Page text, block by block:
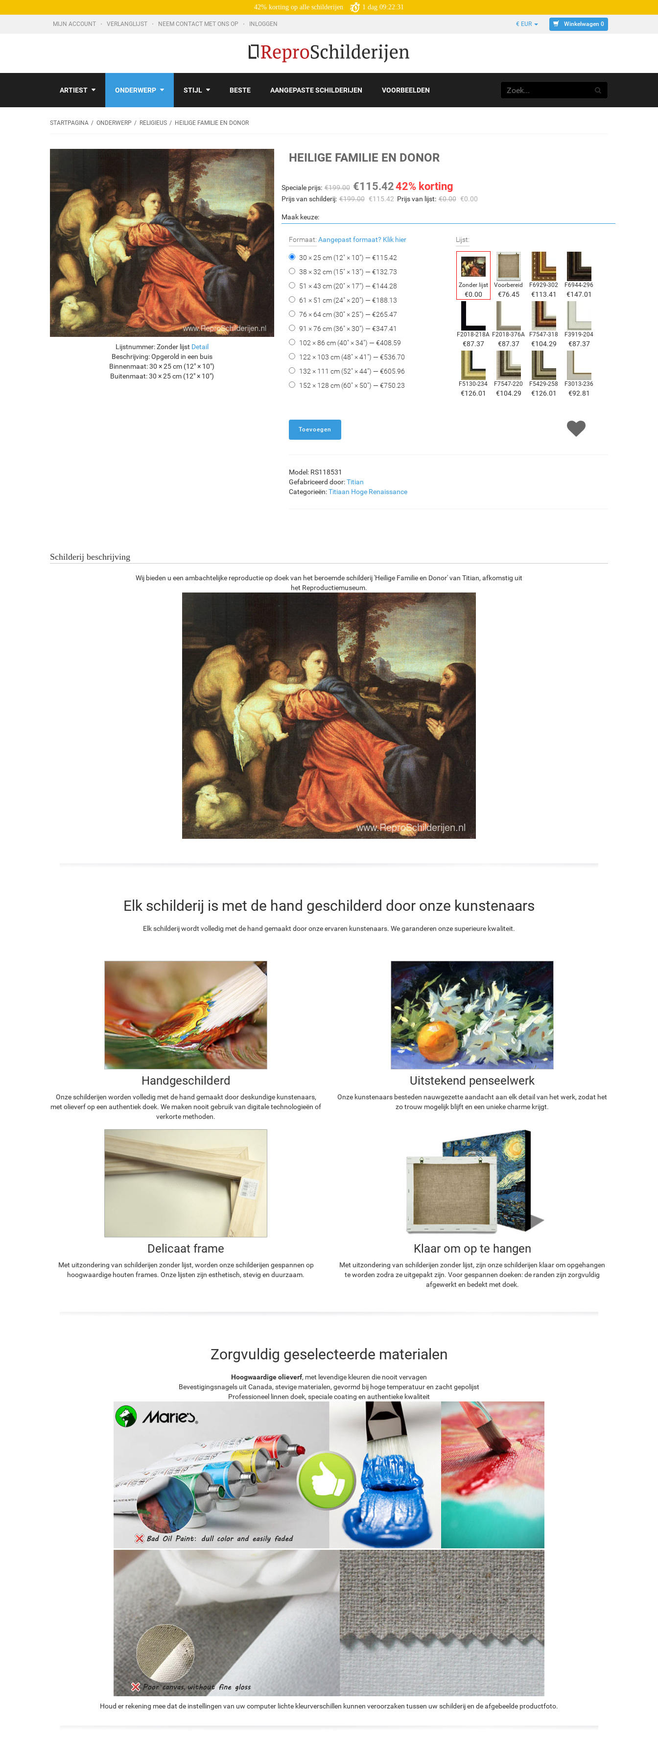
42% korting op alle schilderijen 1 dag 09:22:29
MIJN ACCOUNT VERLANGLIJST NEEM CONTACT MET ONS OP INLOGGEN € EUR Winkelwagen 0
ARTIEST ONDERWERP STIJL BESTE AANGEPASTE SCHILDERIJEN VOORBEELDEN
STARTPAGINA ONDERWERP RELIGIEUS HEILIGE FAMILIE EN DONOR
Lijstnummer: Zonder lijst Detail
Beschrijving: Opgerold in een buis
Binnenmaat: 30 × 25 cm (12" × 10")
Buitenmaat: 30 × 25 cm (12" × 10")
HEILIGE FAMILIE EN DONOR
Speciale prijs: €199.00 €115.4242% korting
Prijs van schilderij: €199.00 €115.42 Prijs van lijst: €0.00 €0.00
Maak keuze:
Formaat: Aangepast formaat? Klik hier
30 × 25 cm (12" × 10") — €115.42
38 × 32 cm (15" × 13") — €132.73
51 × 43 cm (20" × 17") — €144.28
61 × 51 cm (24" × 20") — €188.13
76 × 64 cm (30" × 25") — €265.47
91 × 76 cm (36" × 30") — €347.41
102 × 86 cm (40" × 34") — €408.59
122 × 103 cm (48" × 41") — €536.70
132 × 111 cm (52" × 44") — €605.96
152 × 128 cm (60" × 50") — €750.23
Lijst:
Zonder lijst
€0.00
Voorbereid
€76.45
F6929-302
€113.41
F6944-296
€147.01
F2018-218A
€87.37
F2018-376A
€87.37
F7547-318
€104.29
F3919-204
€87.37
F5130-234
€126.01
F7547-220
€104.29
F5429-258
€126.01
F3013-236
€92.81
F7034-298
F2833-204
€104.17
Model: RS118531
Gefabriceerd door:Titian
Categorieën:Titiaan Hoge Renaissance
Schilderij beschrijving
Wij bieden u een ambachtelijke reproductie op doek van het beroemde schilderij 'Heilige Familie en Donor' van Titian, afkomstig uit
het Reproductiemuseum.
Elk schilderij is met de hand geschilderd door onze kunstenaars
Elk schilderij wordt volledig met de hand gemaakt door onze ervaren kunstenaars. We garanderen onze superieure kwaliteit.
Handgeschilderd
Onze schilderijen worden volledig met de hand gemaakt door deskundige kunstenaars,
met olieverf op een authentiek doek. We maken nooit gebruik van digitale technologieën of
verkorte methoden.
Uitstekend penseelwerk
Onze kunstenaars besteden nauwgezette aandacht aan elk detail van het werk, zodat het
zo trouw mogelijk blijft en een unieke charme krijgt.
Delicaat frame
Met uitzondering van schilderijen zonder lijst, worden onze schilderijen gespannen op
hoogwaardige houten frames. Onze lijsten zijn esthetisch, stevig en duurzaam.
Klaar om op te hangen
Met uitzondering van schilderijen zonder lijst, zijn onze schilderijen klaar om opgehangen
te worden zodra ze uitgepakt zijn. Voor gespannen doeken: de randen zijn zorgvuldig
afgewerkt en bedekt met doek.
Zorgvuldig geselecteerde materialen
Hoogwaardige olieverf, met levendige kleuren die nooit vervagen
Bevestigingsnagels uit Canada, stevige materialen, gevormd bij hoge temperatuur en zacht gepolijst
Professioneel linnen doek, speciale coating en authentieke kwaliteit
Houd er rekening mee dat de instellingen van uw computer lichte kleurverschillen kunnen veroorzaken tussen uw schilderij en de afgebeelde productfoto.